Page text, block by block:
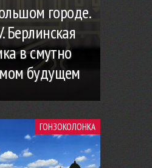
городе.
Берлинская
в смутно
будущем
ГОНЗОКОЛОНКА